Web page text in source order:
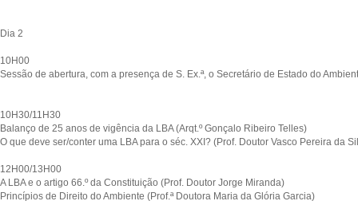
Dia 2
10H00
Sessão de abertura, com a presença de S. Ex.ª, o Secretário de Estado do
10H30/11H30
Balanço de 25 anos de vigência da LBA (Arqt.º Gonçalo Ribeiro Telles)
O que deve ser/conter uma LBA para o séc. XXI? (Prof. Doutor Vasco Pereira da
12H00/13H00
A LBA e o artigo 66.º da Constituição (Prof. Doutor Jorge Miranda)
Princípios de Direito do Ambiente (Prof.ª Doutora Maria da Glória Garcia)